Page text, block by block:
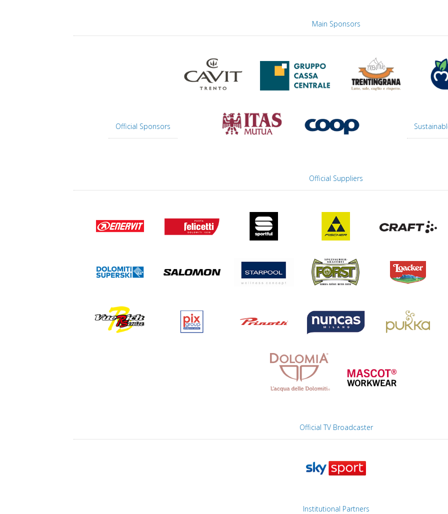
Main Sponsors
Official Sponsors
Official Suppliers
Official TV Broadcaster
Institutional Partners